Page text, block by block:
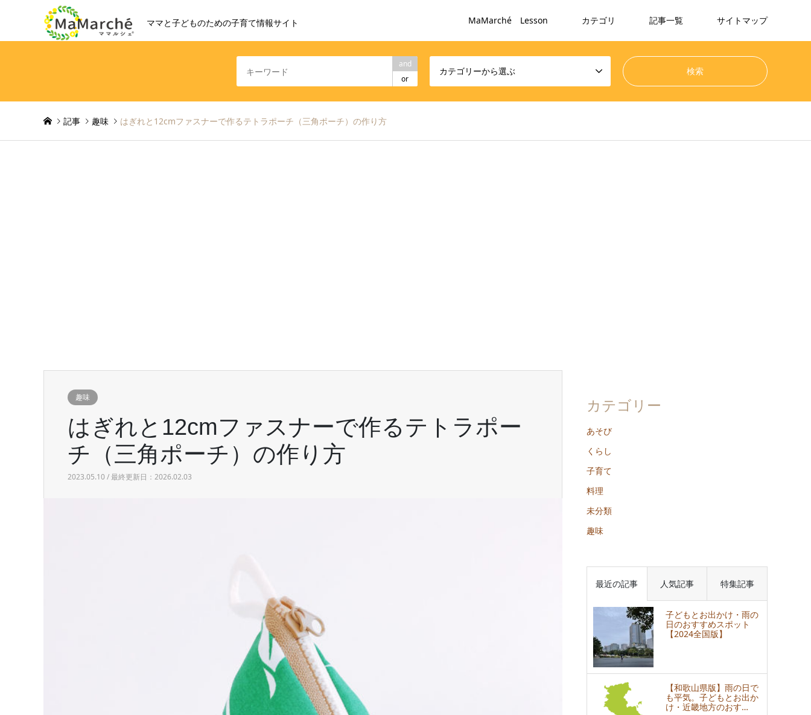
ママと子どものための子育て情報サイト MaMarché Lesson カテゴリ 記事一覧 サイトマップ
and
or
カテゴリーから選ぶ
記事 趣味 はぎれと12cmファスナーで作るテトラポーチ（三角ポーチ）の作り方
趣味
はぎれと12cmファスナーで作るテトラポー
チ（三角ポーチ）の作り方
2023.05.10 / 最終更新日：2026.02.03
カテゴリー
あそび
くらし
子育て
料理
未分類
趣味
最近の記事 人気記事 特集記事
子どもとお出かけ・雨の
日のおすすめスポット
【2024全国版】
【和歌山県版】雨の日で
も平気。子どもとお出か
け・近畿地方のおす…